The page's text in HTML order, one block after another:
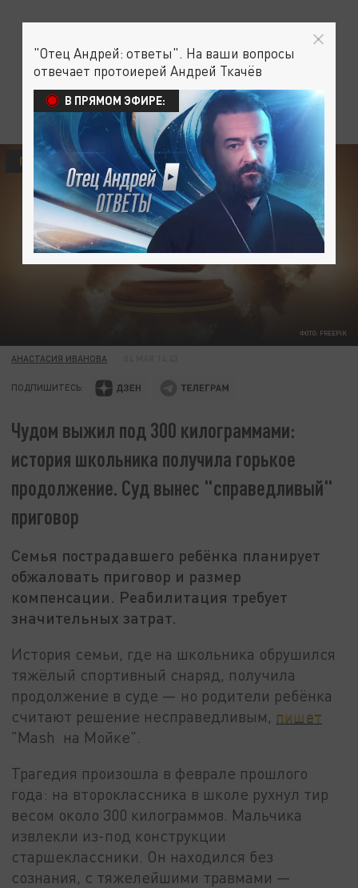
ФОТО: FREEPIK
ПРОИСШЕСТВИЯ
АНАСТАСИЯ ИВАНОВА
ПОДПИШИТЕСЬ:
Чудом выжил под 300 килограммами:
история школьника получила горькое
продолжение. Суд вынес "справедливый"
приговор
Семья пострадавшего ребёнка планирует
обжаловать приговор и размер
компенсации. Реабилитация требует
значительных затрат.
История семьи, где на школьника обрушился
тяжёлый спортивный снаряд, получила
продолжение в суде — но родители ребёнка
считают решение несправедливым, пишет
"Mash на Мойке".
Трагедия произошла в феврале прошлого
года: на второклассника в школе рухнул тир
весом около 300 килограммов. Мальчика
извлекли из-под конструкции
старшеклассники. Он находился без
сознания, с тяжелейшими травмами —
"Отец Андрей: ответы". На ваши вопросы
отвечает протоиерей Андрей Ткачёв
В ПРЯМОМ ЭФИРЕ: